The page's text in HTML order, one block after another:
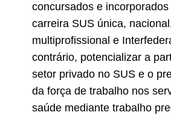
concursados e
carreira SUS única,
multiprofissional e
contrário, potencializar a
setor privado no SUS e o
da força de trabalho nos
saúde mediante trabalho